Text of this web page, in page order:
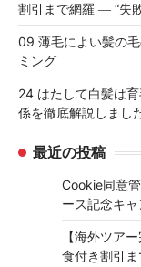
割引まで網羅 ― “失
09 薄毛によい髪の
ミング
24 はたして白髪は
係を徹底解説しまし
最近の投稿
Cookie同意
ース記念キャ
【海外ツア
食付き割引